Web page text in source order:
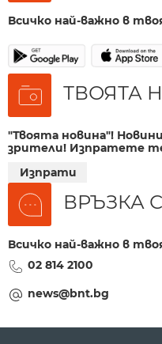
Всичко най-важно в
ТВОЯТА
"Твоята новина"!
зрители! Изпратете
Изпрати
ВРЪЗКА
Всичко най-важно в
02 814 2100
news@bnt.bg